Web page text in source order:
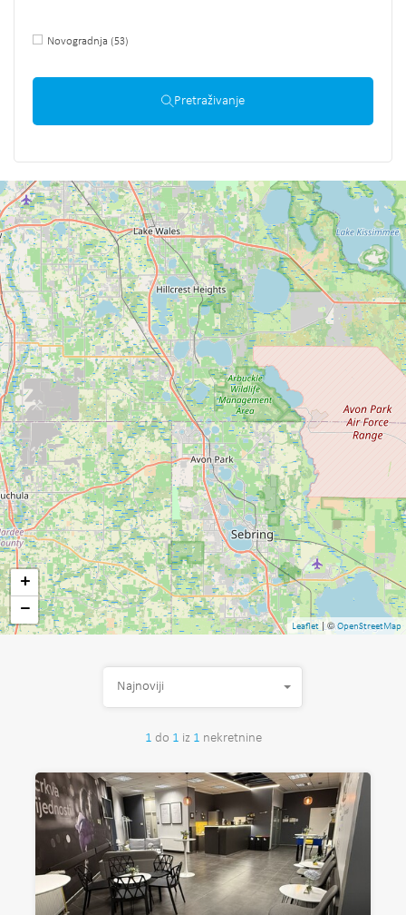
Novogradnja (53)
Pretraživanje
+
−
Leaflet | ©OpenStreetMap
1 do 1 iz 1 nekretnine
Najnoviji